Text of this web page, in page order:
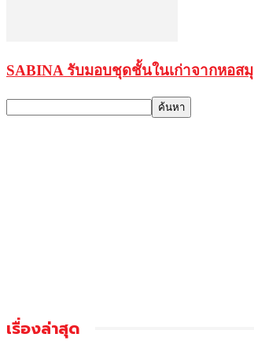
SABINA รับมอบชุดชั้นในเก่าจากหอส
เรื่องล่าสุด